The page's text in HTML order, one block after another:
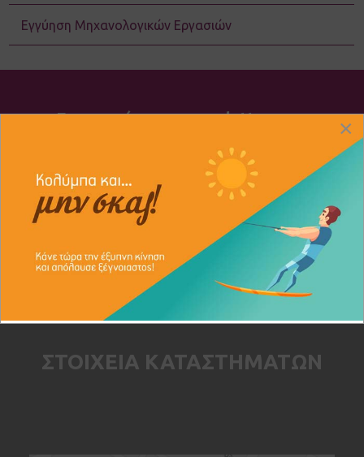
Εγγύηση Μηχανολογικών Εργασιών
Εγγραφείτε στο newsletter μας:
Συμφωνώ με την πολιτική χρήσης και προστασίας
προσωπικών δεδομένων.
ΣΤΟΙΧΕΙΑ ΚΑΤΑΣΤΗΜΑΤΩΝ
×